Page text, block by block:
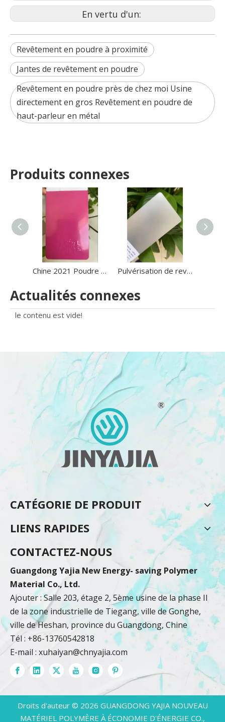
En vertu d'un:
Revêtement en poudre à proximité
Jantes de revêtement en poudre
Revêtement en poudre près de chez moi Usine
directement en gros Revêtement en poudre de
haut-parleur en métal
Produits connexes
Chine 2021 Poudre de revêtement en poudre de polyester époxy électrostatique de haute qualité en vente Pulvérisation de revêtement en poudre métallique doré sur les meubles
Actualités connexes
le contenu est vide!
CATÉGORIE DE PRODUIT
LIENS RAPIDES
CONTACTEZ-NOUS
Guangdong Yajia New Energy- saving Polymer
Material Co., Ltd.
Ajouter : Salle 203, étage 2, 5ème usine de la phase II
de la zone industrielle de Tiegang, ville de Gonghe,
ville de Heshan, province du Guangdong, Chine
Tél : +86-13760542818
E-mail : xuhaiyan@chnyajia.com
Droits d'auteur © 2026 GUANGDONG YAJIA NOUVEAU
MATÉRIEL POLYMÈRE À ÉCONOMIE D'ÉNERGIE CO.,